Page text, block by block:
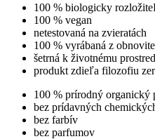
100 % biologicky
100 % vegan
netestovaná na zvieratách
100 % vyrábaná z
šetrná k životnému
produkt zdieľa filozofiu
100 % prírodný organický
bez prídavných
bez farbív
bez parfumov